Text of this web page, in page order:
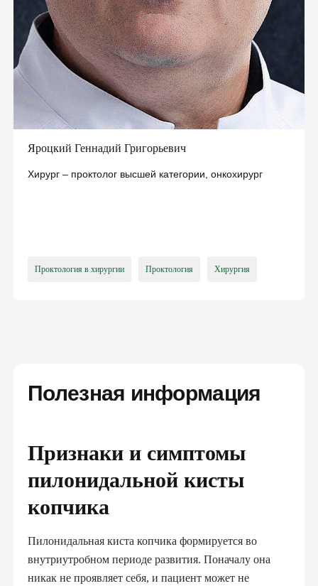
Яроцкий Геннадий Григорьевич
Хирург – проктолог высшей категории, онкохирург
Проктология в хирургии Проктология Хирургия
Полезная информация
Признаки и симптомы
пилонидальной кисты
копчика
Пилонидальная киста копчика формируется во
внутриутробном периоде развития. Поначалу она
никак не проявляет себя, и пациент может не
СЕМЕЙНЫМ ДОКТОРОМ И ПОЛУЧИ
БЕСПЛАТНО:
консультации семейного доктора, педиатра,
терапевта
базовые анализы
справки и больничные
электронные направления
«доступное лекарство»
ПОДПИСАТЬ ДЕКЛАРАЦИЮ ОНЛАЙН